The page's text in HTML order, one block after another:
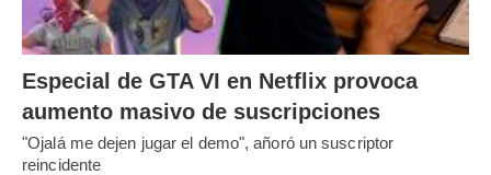
Especial de GTA VI en Netflix provoca
aumento masivo de suscripciones
"Ojalá me dejen jugar el demo", añoró un suscriptor
reincidente